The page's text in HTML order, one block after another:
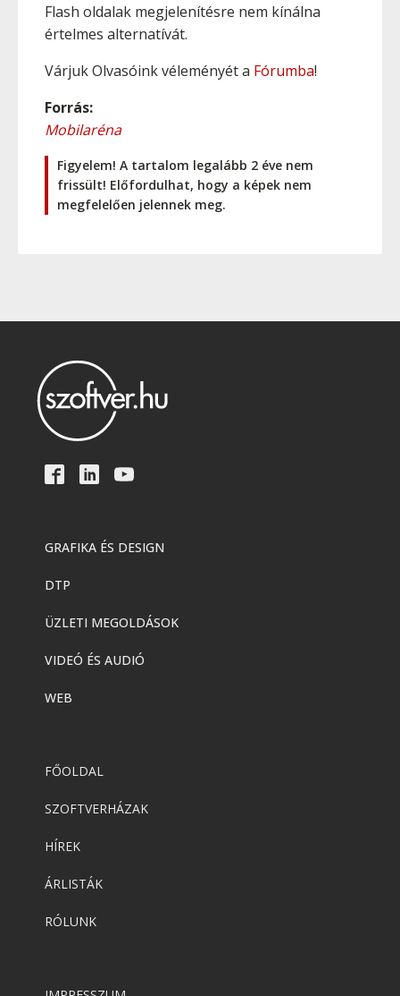
Flash oldalak megjelenítésre nem kínálna
értelmes alternatívát.
Várjuk Olvasóink véleményét a Fórumba!
Forrás:
Mobilaréna
Figyelem! A tartalom legalább 2 éve nem
frissült! Előfordulhat, hogy a képek nem
megfelelően jelennek meg.
GRAFIKA ÉS DESIGN
DTP
ÜZLETI MEGOLDÁSOK
VIDEÓ ÉS AUDIÓ
WEB
FŐOLDAL
SZOFTVERHÁZAK
HÍREK
ÁRLISTÁK
RÓLUNK